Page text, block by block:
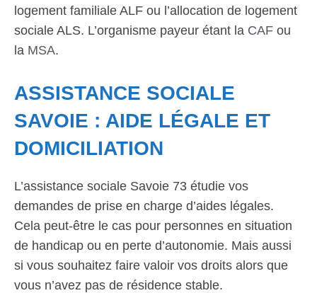
logement familiale ALF ou l’allocation de logement
sociale ALS. L’organisme payeur étant la CAF ou
la MSA.
ASSISTANCE SOCIALE
SAVOIE : AIDE LÉGALE ET
DOMICILIATION
L’assistance sociale Savoie 73 étudie vos
demandes de prise en charge d’aides légales.
Cela peut-être le cas pour personnes en situation
de handicap ou en perte d’autonomie. Mais aussi
si vous souhaitez faire valoir vos droits alors que
vous n’avez pas de résidence stable.